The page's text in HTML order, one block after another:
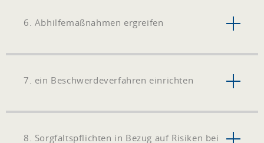
6. Abhilfemaßnahmen ergreifen
7. ein Beschwerdeverfahren einrichten
8. Sorgfaltspflichten in Bezug auf Risiken bei